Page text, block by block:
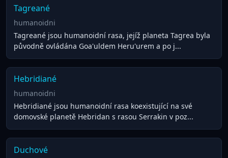
Tagreané
humanoidni
Tagreané jsou humanoidní rasa, jejíž planeta Tagrea byla
původně ovládána Goa'uldem Heru'urem a po j...
Hebridiané
humanoidni
Hebridiané jsou humanoidní rasa koexistující na své
domovské planetě Hebridan s rasou Serrakin v poz...
Duchové